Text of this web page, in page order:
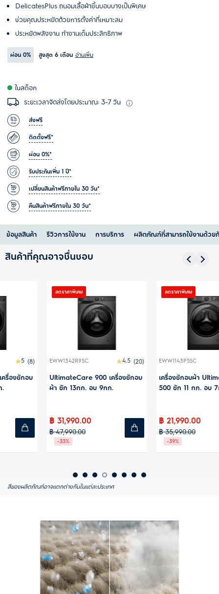
DelicatesPlus ถนอมเสื้อผ้าชิ้นบอบบางเป็นพิเศษ
ช่วยคุณประหยัดด้วยการตั้งค่าที่เหมาะสม
ประหยัดพลังงาน ทำงานเต็มประสิทธิภาพ
ผ่อน 0% สูงสุด 6 เดือน อ่านเพิ่ม
ในสต็อก
ระยะเวลาจัดส่งโดยประมาณ: 3-7 วัน
ส่งฟรี
ติดตั้งฟรี*
ผ่อน 0%*
รับประกันเพิ่ม 1 ปี*
เปลี่ยนสินค้าฟรีภายใน 30 วัน*
คืนสินค้าฟรีภายใน 30 วัน*
ข้อมูลสินค้า รีวิวการใช้งาน การบริการ ผลิตภัณฑ์ที่สามารถใช้งานด้วย
สินค้าที่คุณอาจชื่นชอบ
(20)
งซักอบ
ลดราคาพิเศษ
EWW1143P5SC
เครื่องซักอบผ้า UltimateCare
500 ซัก 11 กก. อบ 7กก.
฿ 21,990.00
฿ 35,990.00
-39%
ลดราคาพิเศษ
EWW1023P5WC
UltimateCare 500 เ
ผ้า ซัก 10กก. อบ 7กก.
฿ 20,990.00
฿ 33,990.00
-38%
สีของผลิตภัณฑ์อาจแตกต่างกันในแต่ละประเทศ